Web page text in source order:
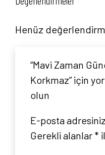
Henüz
“Mavi Zaman
Korkmaz” için
olun
E-posta
Gerekli alanlar *